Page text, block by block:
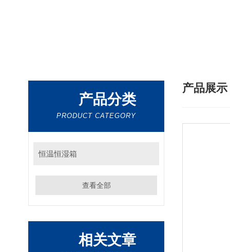
产品分类
PRODUCT CATEGORY
恒温恒湿箱
查看全部
相关文章
产品展示